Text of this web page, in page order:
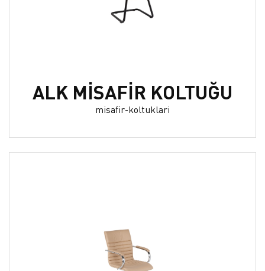
ALK MİSAFİR KOLTUĞU
misafir-koltuklari